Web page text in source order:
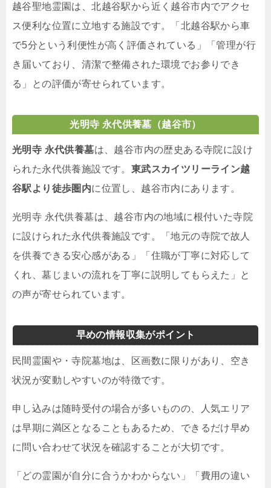
越谷聖地霊園は、北越谷駅から近く越谷市内でアクセ
ス便利な位置に立地する施設です。「北越谷駅から車
で5分という利便性が高く評価されている」「管理が行
き届いており、清潔で整備された環境でお参りでき
る」との評価が寄せられています。
光明寺 永代供養墓（越谷市）
光明寺 永代供養墓は、越谷市内の歴史ある寺院に設け
られた永代供養施設です。 東武スカイツリーライン越
谷駅より徒歩圏内に位置し、越谷市内にあります。
光明寺 永代供養墓は、越谷市内の地域に根付いた寺院
に設けられた永代供養施設です。「地元の寺院で故人
を供養できる安心感がある」「住職が丁寧に対応して
くれ、墓じまいの流れを丁寧に説明してもらえた」と
の声が寄せられています。
早めの情報収集がポイント
民間霊園や・寺院墓地は、区画数に限りがあり、空き
状況が変動しやすいのが特徴です。
申し込みは随時受付の場合が多いものの、人気エリア
は早期に満区となることもあるため、できるだけ早め
に問い合わせて状況を確認することが大切です。
「どの霊園が自分に合うかわからない」「費用の違い